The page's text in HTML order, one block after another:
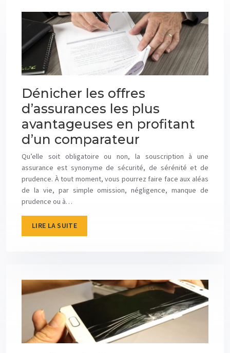
Dénicher les offres
d’assurances les plus
avantageuses en profitant
d’un comparateur
Qu’elle soit obligatoire ou non, la souscription à une
assurance est synonyme de sécurité, de sérénité et de
prudence. À tout moment, vous pourrez faire face aux aléas
de la vie, par simple omission, négligence, manque de
prudence ou à…
LIRE LA SUITE